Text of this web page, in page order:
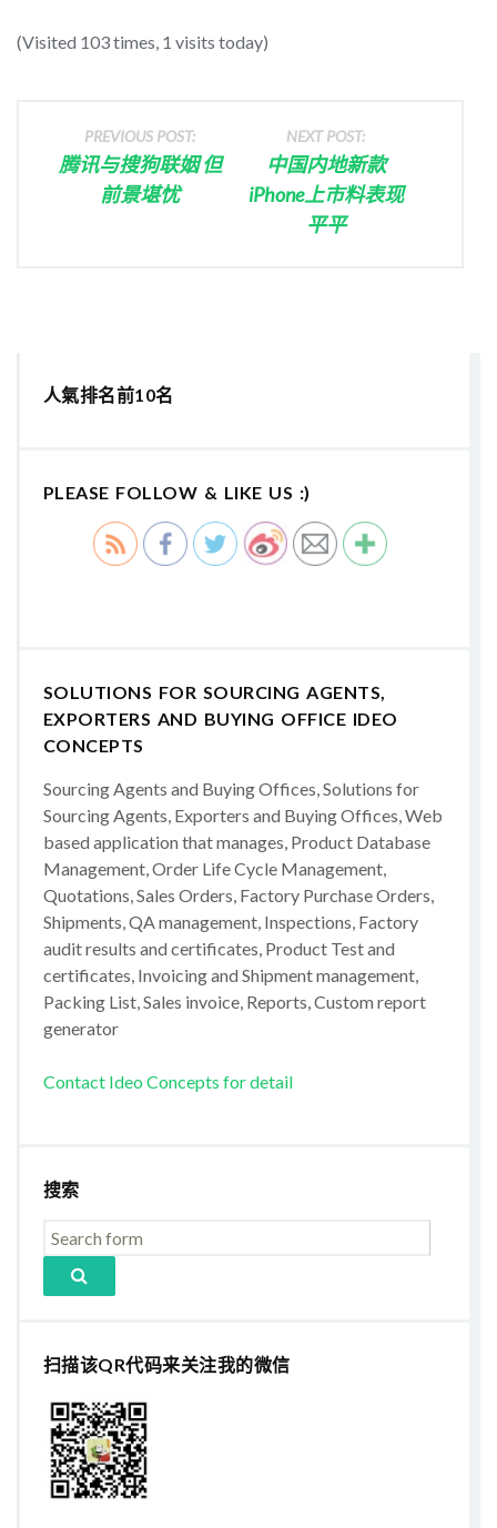
(Visited 103 times, 1 visits today)
PREVIOUS POST:
腾讯与搜狗联姻 但
前景堪忧
NEXT POST:
中国内地新款
iPhone上市料表现
平平
人氣排名前10名
PLEASE FOLLOW & LIKE US :)
SOLUTIONS FOR SOURCING AGENTS,
EXPORTERS AND BUYING OFFICE IDEO
CONCEPTS
Sourcing Agents and Buying Offices, Solutions for
Sourcing Agents, Exporters and Buying Offices, Web
based application that manages, Product Database
Management, Order Life Cycle Management,
Quotations, Sales Orders, Factory Purchase Orders,
Shipments, QA management, Inspections, Factory
audit results and certificates, Product Test and
certificates, Invoicing and Shipment management,
Packing List, Sales invoice, Reports, Custom report
generator
Contact Ideo Concepts for detail
搜索
扫描该QR代码来关注我的微信